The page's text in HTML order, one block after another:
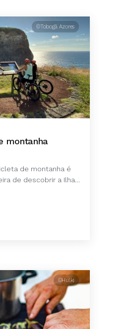
©Tobogã Azores
montanha
de montanha é
de descobrir a Ilha…
©Hulki